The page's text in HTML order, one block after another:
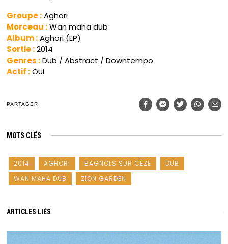
Groupe :Aghori
Morceau :Wan maha dub
Album : Aghori (EP)
Sortie :2014
Genres :Dub / Abstract / Downtempo
Actif :Oui
PARTAGER
MOTS CLÉS
2014 AGHORI BAGNOLS SUR CÈZE
DUB
WAN MAHA DUB
ZION GARDEN
ARTICLES LIÉS